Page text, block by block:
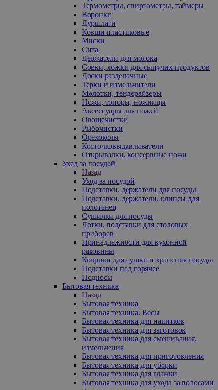
Термометры, спиртометры, таймеры
Воронки
Дуршлаги
Ковши пластиковые
Миски
Сита
Держатели для молока
Совки, ложки для сыпучих продуктов
Доски разделочные
Терки и измельчители
Молотки, тендерайзеры
Ножи, топоры, ножницы
Аксессуары для ножей
Овощечистки
Рыбочистки
Орехоколы
Косточковыдавливатели
Открывалки, консервные ножи
Уход за посудой
Назад
Уход за посудой
Подставки, держатели для посуды
Подставки, держатели, клипсы для
полотенец
Сушилки для посуды
Лотки, подставки для столовых
приборов
Принадлежности для кухонной
раковины
Коврики для сушки и хранения посуды
Подставки под горячее
Подносы
Бытовая техника
Назад
Бытовая техника
Бытовая техника. Весы
Бытовая техника для напитков
Бытовая техника для заготовок
Бытовая техника для смешивания,
измельчения
Бытовая техника для приготовления
Бытовая техника для уборки
Бытовая техника для глажки
Бытовая техника для ухода за волосами